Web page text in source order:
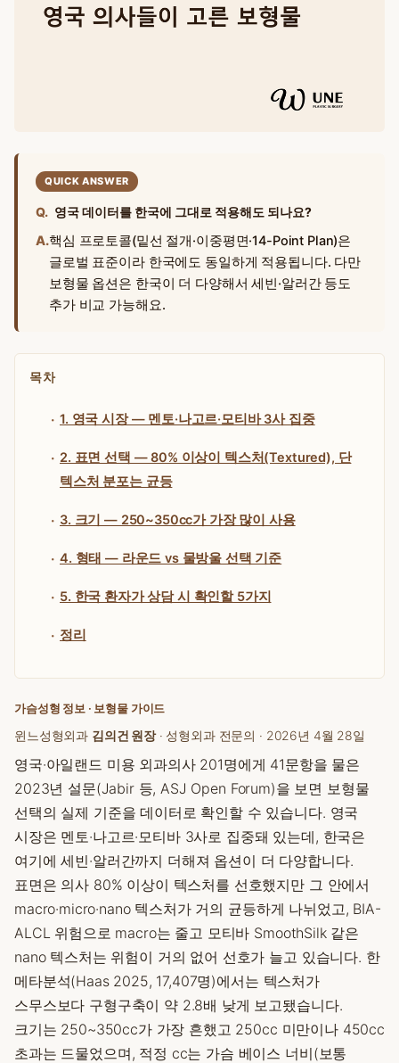
QUICK ANSWER
Q. 영국 데이터를 한국에 그대로 적용해도 되나요?
A.핵심 프로토콜(밑선 절개·이중평면·14-Point Plan)은
글로벌 표준이라 한국에도 동일하게 적용됩니다. 다만
보형물 옵션은 한국이 더 다양해서 세빈·알러간 등도
추가 비교 가능해요.
목차
1. 영국 시장 — 멘토·나고르·모티바 3사 집중
2. 표면 선택 — 80% 이상이 텍스처(Textured), 단
텍스처 분포는 균등
3. 크기 — 250~350cc가 가장 많이 사용
4. 형태 — 라운드 vs 물방울 선택 기준
5. 한국 환자가 상담 시 확인할 5가지
정리
가슴성형 정보 · 보형물 가이드
윈느성형외과 김의건 원장· 성형외과 전문의 · 2026년 4월 28일
영국·아일랜드 미용 외과의사 201명에게 41문항을 물은
2023년 설문(Jabir 등, ASJ Open Forum)을 보면 보형물
선택의 실제 기준을 데이터로 확인할 수 있습니다. 영국
시장은 멘토·나고르·모티바 3사로 집중돼 있는데, 한국은
여기에 세빈·알러간까지 더해져 옵션이 더 다양합니다.
표면은 의사 80% 이상이 텍스처를 선호했지만 그 안에서
macro·micro·nano 텍스처가 거의 균등하게 나뉘었고, BIA-
ALCL 위험으로 macro는 줄고 모티바 SmoothSilk 같은
nano 텍스처는 위험이 거의 없어 선호가 늘고 있습니다. 한
메타분석(Haas 2025, 17,407명)에서는 텍스처가
스무스보다 구형구축이 약 2.8배 낮게 보고됐습니다.
크기는 250~350cc가 가장 흔했고 250cc 미만이나 450cc
초과는 드물었으며, 적정 cc는 가슴 베이스 너비(보통